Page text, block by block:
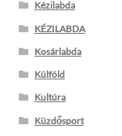
Kézilabda
KÉZILABDA
Kosárlabda
Külföld
Kultúra
Küzdősport